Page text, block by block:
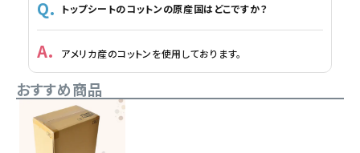
トップシートのコットンの原産国はどこですか？
アメリカ産のコットンを使用しております。
おすすめ商品